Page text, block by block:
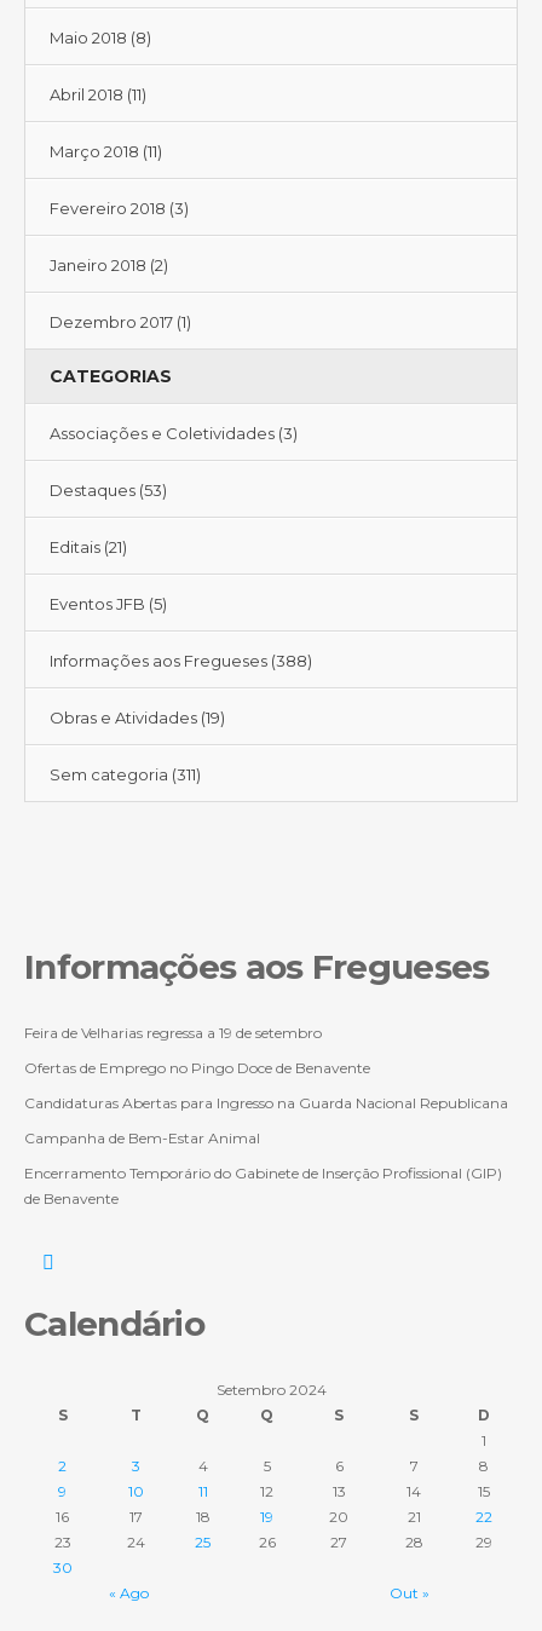
Maio 2018 (8)
Abril 2018 (11)
Março 2018 (11)
Fevereiro 2018 (3)
Janeiro 2018 (2)
Dezembro 2017 (1)
CATEGORIAS
Associações e Coletividades (3)
Destaques (53)
Editais (21)
Eventos JFB (5)
Informações aos Fregueses (388)
Obras e Atividades (19)
Sem categoria (311)
Informações aos Fregueses
Feira de Velharias regressa a 19 de setembro
Ofertas de Emprego no Pingo Doce de Benavente
Candidaturas Abertas para Ingresso na Guarda Nacional Republicana
Campanha de Bem-Estar Animal
Encerramento Temporário do Gabinete de Inserção Profissional (GIP)
de Benavente
Calendário
Setembro 2024
S
T Q Q S S D
« Ago Out »
1
2
3 4 5 6 7
8
9
10 11 12 13 14
15
16
17 18 19 20 21
22
23
24 25 26 27 28
29
30